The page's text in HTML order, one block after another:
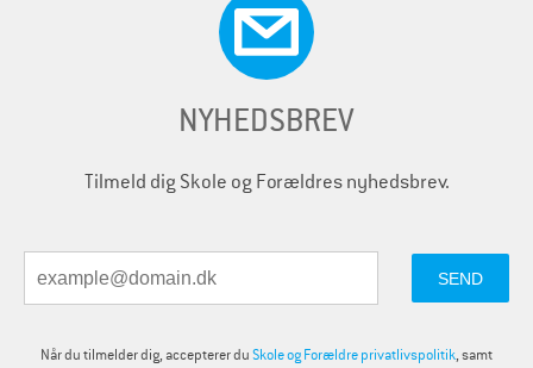
NYHEDSBREV
Tilmeld dig Skole og Forældres nyhedsbrev.
Når du tilmelder dig, accepterer duSkole og Forældre privatlivspolitik, samt